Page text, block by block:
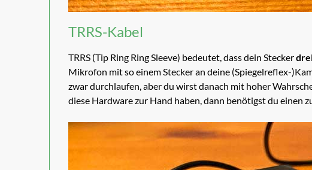
TRRS-Kabel
TRRS (Tip Ring Ring Sleeve) bedeutet, dass dein Stecker
Mikrofon mit so einem Stecker an deine (Spiegelreflex-
zwar durchlaufen, aber du wirst danach mit hoher
diese Hardware zur Hand haben, dann benötigst du einen